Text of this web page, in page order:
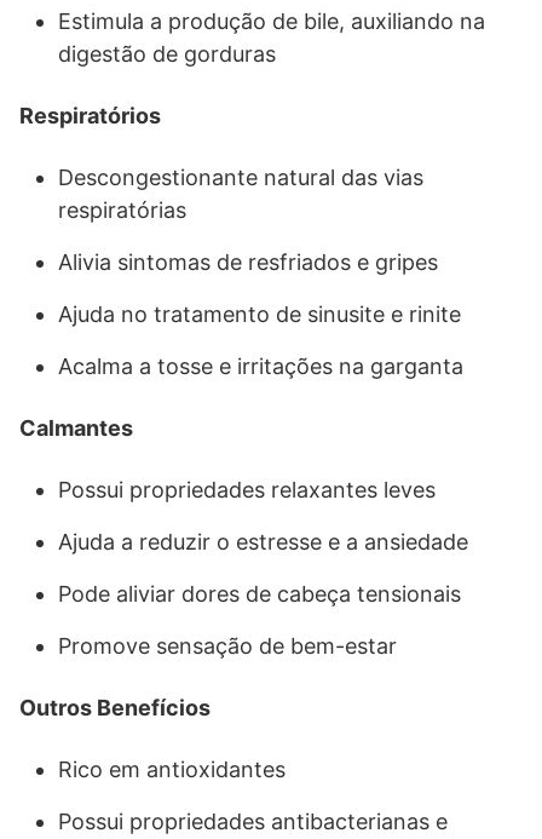
Estimula a produção de bile, auxiliando na
digestão de gorduras
Respiratórios
Descongestionante natural das vias
respiratórias
Alivia sintomas de resfriados e gripes
Ajuda no tratamento de sinusite e rinite
Acalma a tosse e irritações na garganta
Calmantes
Possui propriedades relaxantes leves
Ajuda a reduzir o estresse e a ansiedade
Pode aliviar dores de cabeça tensionais
Promove sensação de bem-estar
Outros Benefícios
Rico em antioxidantes
Possui propriedades antibacterianas e